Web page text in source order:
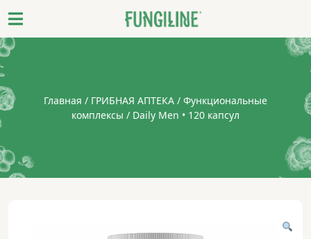
Главная / ГРИБНАЯ АПТЕКА / Функциональные
комплексы / Daily Men • 120 капсул